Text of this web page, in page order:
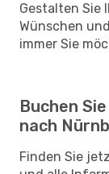
Gestalten Sie
Wünschen
immer Sie
Buchen
nach
Finden Sie